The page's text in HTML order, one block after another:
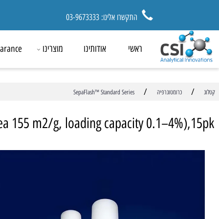
התקשרו אלינו: 03-9673333
ראשי אודותינו מוצרינו Clearance
כרומטוגרפיה /
SepaFlash™ Standard Series
155 m2/g, loading capacity